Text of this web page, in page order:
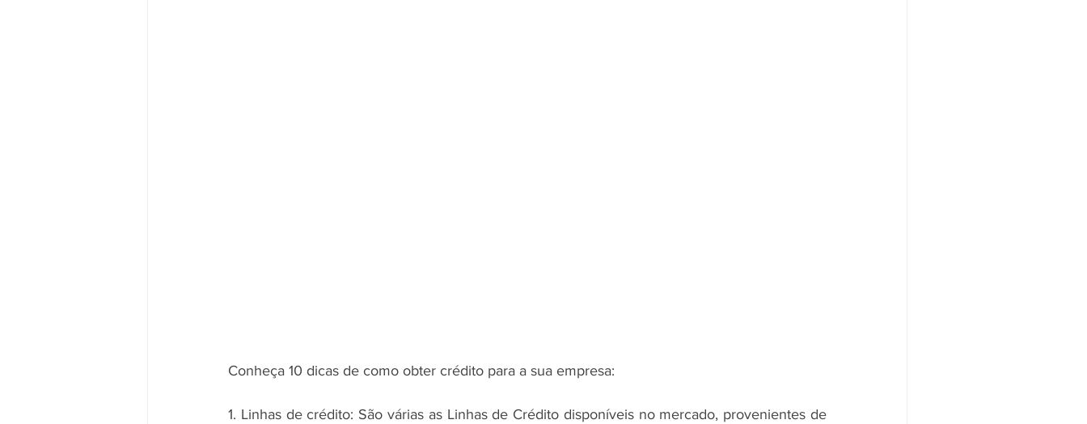
Conheça 10 dicas de como obter crédito para a sua empresa:
1. Linhas de crédito: São várias as Linhas de Crédito disponíveis no mercado, provenientes de